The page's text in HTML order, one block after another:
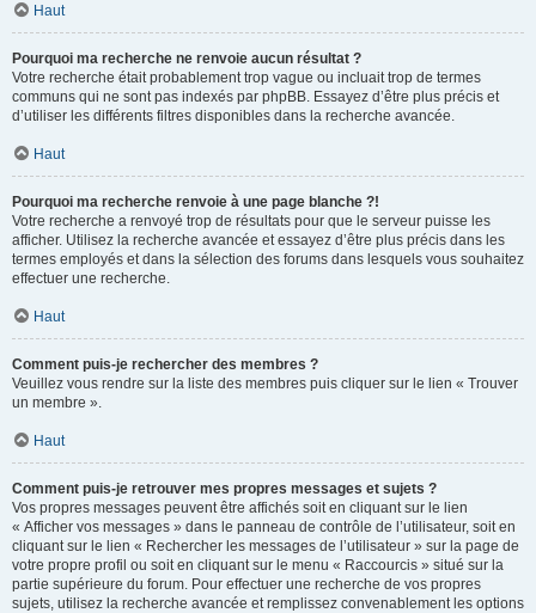
Haut
Pourquoi ma recherche ne renvoie aucun résultat ?
Votre recherche était probablement trop vague ou incluait trop de termes
communs qui ne sont pas indexés par phpBB. Essayez d’être plus précis et
d’utiliser les différents filtres disponibles dans la recherche avancée.
Haut
Pourquoi ma recherche renvoie à une page blanche ?!
Votre recherche a renvoyé trop de résultats pour que le serveur puisse les
afficher. Utilisez la recherche avancée et essayez d’être plus précis dans les
termes employés et dans la sélection des forums dans lesquels vous souhaitez
effectuer une recherche.
Haut
Comment puis-je rechercher des membres ?
Veuillez vous rendre sur la liste des membres puis cliquer sur le lien « Trouver
un membre ».
Haut
Comment puis-je retrouver mes propres messages et sujets ?
Vos propres messages peuvent être affichés soit en cliquant sur le lien
« Afficher vos messages » dans le panneau de contrôle de l’utilisateur, soit en
cliquant sur le lien « Rechercher les messages de l’utilisateur » sur la page de
votre propre profil ou soit en cliquant sur le menu « Raccourcis » situé sur la
partie supérieure du forum. Pour effectuer une recherche de vos propres
sujets, utilisez la recherche avancée et remplissez convenablement les options